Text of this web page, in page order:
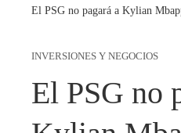
El PSG no pagará a Kylian
INVERSIONES Y NEGOCIOS
El PSG no